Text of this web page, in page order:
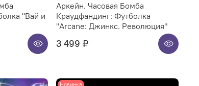
"Вай и
Аркейн. Часовая Бомба
Краудфандинг: Футболка
"Arcane: Джинкс. Революция"
3 499 ₽
Новинка